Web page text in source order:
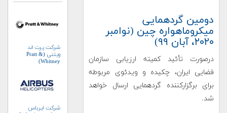
دومین گردهمایی
میکروماهواره چین (نوامبر
۲۰۲۰، آبان ۹۹)
درصورت تأئید کمیته ارزیابی سازمان
فضایی ایران، چکیده و ویدئوی مربوطه
برای برگزارکننده گردهمایی ارسال خواهد
شد.
شرکت پرت اند
ویتنی (Pratt &
Whitney)
شرکت ایرباس